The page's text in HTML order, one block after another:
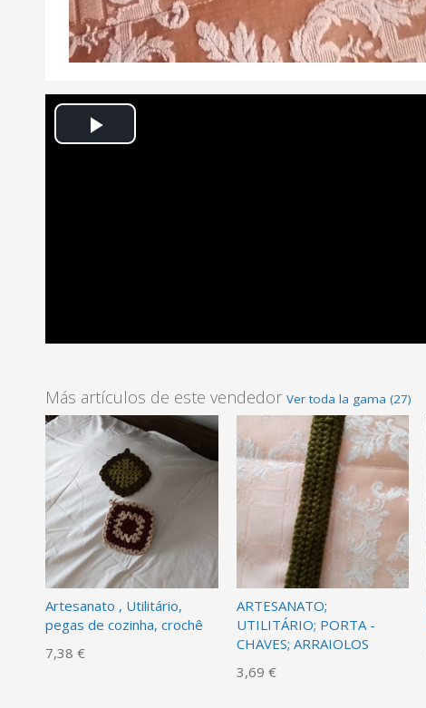
Play
Más artículos de este vendedor Ver toda la gama (27)
Artesanato , Utilitário,
pegas de cozinha, crochê
7,38 €
ARTESANATO;
UTILITÁRIO; PORTA -
CHAVES; ARRAIOLOS
3,69 €